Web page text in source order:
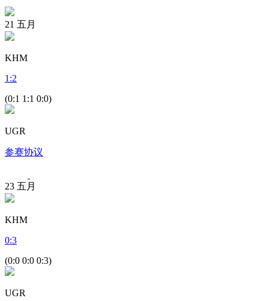
21 五月
KHM
1 :2
(0:1 1:1 0:0)
UGR
参赛协议
23 五月
KHM
0:3
(0:0 0:0 0:3)
UGR